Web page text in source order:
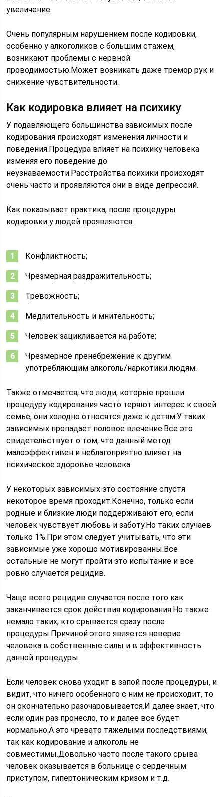
увеличение.
Очень популярным нарушением после кодировки,
особенно у алкоголиков с большим стажем,
возникают проблемы с нервной
проводимостью.Может возникать даже тремор рук и
снижение чувствительности.
Как кодировка влияет на психику
У подавляющего большинства зависимых после
кодирования происходят изменения личности и
поведения.Процедура влияет на психику человека
изменяя его поведение до
неузнаваемости.Расстройства психики происходят
очень часто и проявляются они в виде депрессий.
Как показывает практика, после процедуры
кодировки у людей проявляются:
Конфликтность;
Чрезмерная раздражительность;
Тревожность;
Медлительность и мнительность;
Человек зацикливается на работе;
Чрезмерное пренебрежение к другим
употребляющим алкоголь/наркотики людям.
Также отмечается, что люди, которые прошли
процедуру кодирования часто теряют интерес к своей
семье, они холодно относятся даже к детям.У таких
зависимых пропадает половое влечение.Все это
свидетельствует о том, что данный метод
малоэффективен и неблагоприятно влияет на
психическое здоровье человека.
У некоторых зависимых это состояние спустя
некоторое время проходит.Конечно, только если
родные и близкие люди поддерживают его, если
человек чувствует любовь и заботу.Но таких случаев
только 1%.При этом следует учитывать, что эти
зависимые уже хорошо мотивированны.Все
остальные не могут пройти это испытание и все
ровно случается рецидив.
Чаще всего рецидив случается после того как
заканчивается срок действия кодирования.Но также
немало таких, кто срывается сразу после
процедуры.Причиной этого является неверие
человека в собственные силы и в эффективность
данной процедуры.
Если человек снова уходит в запой после процедуры, и
видит, что ничего особенного с ним не происходит, то
он окончательно разочаровывается.И далее знает, что
если один раз пронесло, то и далее все будет
нормально.А это чревато тяжелыми последствиями,
так как кодирование и алкоголь не
совместимы.Довольно часто после такого срыва
человек оказывается в больнице с сердечным
приступом, гипертоническим кризом и т.д.